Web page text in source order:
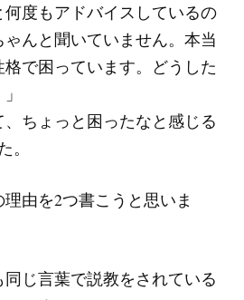
度もアドバイスしているの
んと聞いていません。本当
で困っています。どうした
ちょっと困ったなと感じる
。
由を2つ書こうと思いま
じ言葉で説教をされている